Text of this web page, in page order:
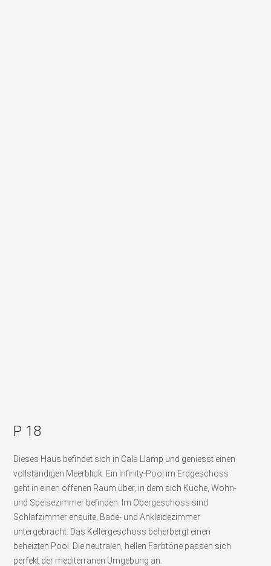
P 18
Dieses Haus befindet sich in Cala Llamp und geniesst einen
vollständigen Meerblick. Ein Infinity-Pool im Erdgeschoss
geht in einen offenen Raum über, in dem sich Küche, Wohn-
und Speisezimmer befinden. Im Obergeschoss sind
Schlafzimmer ensuite, Bade- und Ankleidezimmer
untergebracht. Das Kellergeschoss beherbergt einen
beheizten Pool. Die neutralen, hellen Farbtöne passen sich
perfekt der mediterranen Umgebung an.